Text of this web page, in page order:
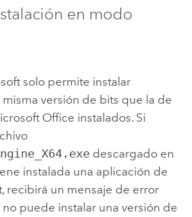
en modo
solo permite instalar
versión de bits que la de
Office instalados. Si
descargado en
instalada una aplicación de
, recibirá un mensaje de error
puede instalar una versión de